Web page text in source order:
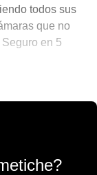
todos sus
que no
en 5